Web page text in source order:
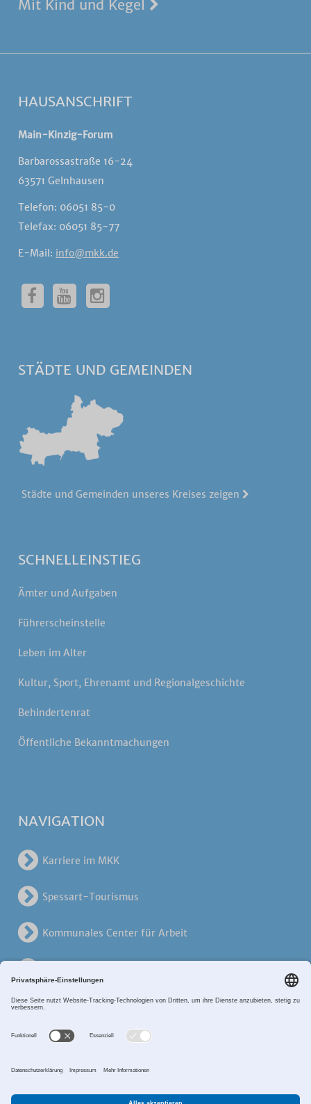
Mit Kind und Kegel
HAUSANSCHRIFT
Main-Kinzig-Forum
Barbarossastraße 16-24
63571 Gelnhausen
Telefon: 06051 85-0
Telefax: 06051 85-77
E-Mail: info@mkk.de
STÄDTE UND GEMEINDEN
Städte und Gemeinden unseres Kreises zeigen
SCHNELLEINSTIEG
Ämter und Aufgaben
Führerscheinstelle
Leben im Alter
Kultur, Sport, Ehrenamt und Regionalgeschichte
Behindertenrat
Öffentliche Bekanntmachungen
NAVIGATION
Karriere im MKK
Spessart-Tourismus
Kommunales Center für Arbeit
Alten- und Pflegezentren
Breitband MKK
Impressum